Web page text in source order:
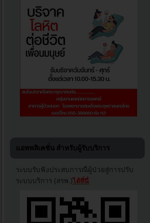
แอพพลิเคชั่น สำหรับผู้รับบริการ
ระบบรับฟังประสบการณืผู้ป่วยสู่การปรับ
ระบบบริการ (สรพ.)ได้ที่นี่